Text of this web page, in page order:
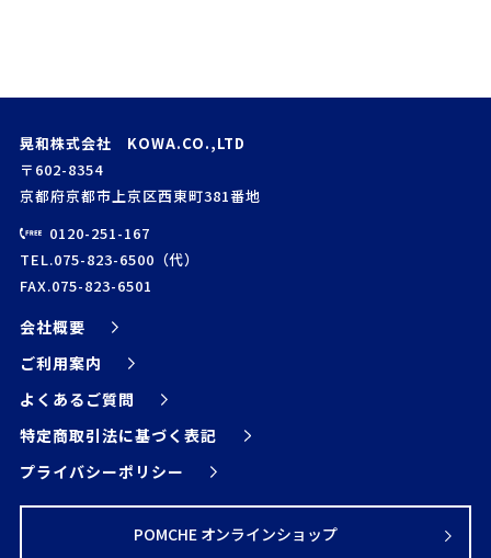
晃和株式会社 KOWA.CO.,LTD
〒602-8354
京都府京都市上京区西東町381番地
0120-251-167
TEL.075-823-6500（代）
FAX.075-823-6501
会社概要
ご利用案内
よくあるご質問
特定商取引法に基づく表記
プライバシーポリシー
POMCHE オンラインショップ